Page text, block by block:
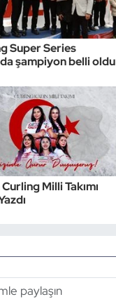
Super Series
şampiyon belli oldu
Curling Milli Takımı